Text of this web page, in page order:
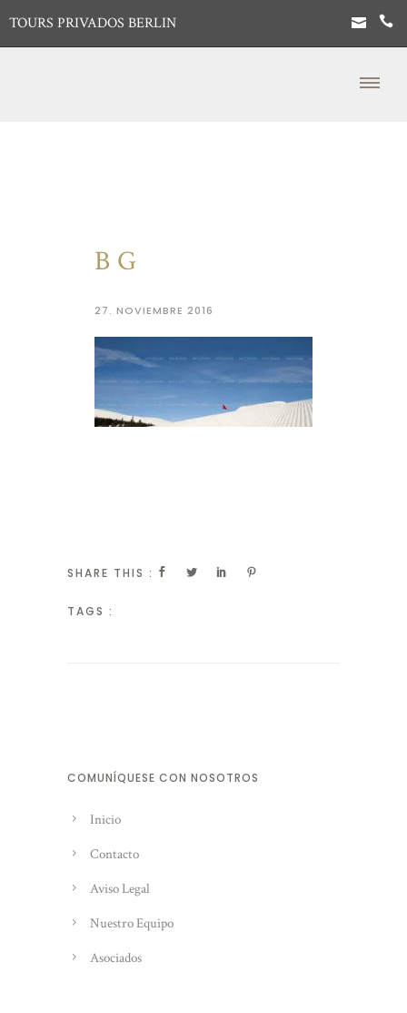
TOURS PRIVADOS BERLIN
BG
27. NOVIEMBRE 2016
SHARE THIS :
TAGS :
COMUNÍQUESE CON NOSOTROS
Inicio
Contacto
Aviso Legal
Nuestro Equipo
Asociados